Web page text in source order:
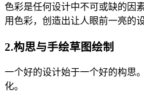
色彩是任何设计中不可或缺的因
用色彩，创造出让人眼前一亮的设
2.构思与手绘草图绘制
一个好的设计始于一个好的构思
化。